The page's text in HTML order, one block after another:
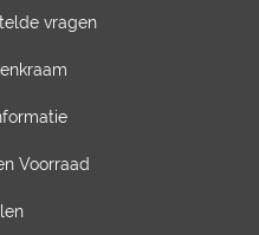
vragen
Voorraad